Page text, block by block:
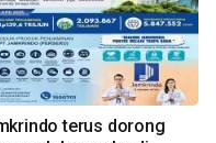
terus dorong